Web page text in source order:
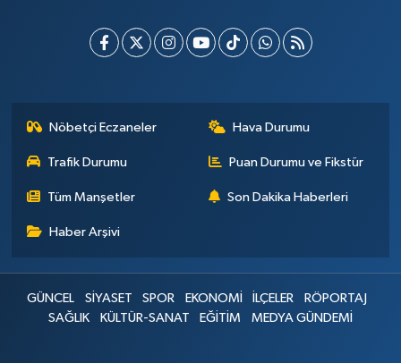
Nöbetçi Eczaneler Hava Durumu
Trafik Durumu Puan Durumu ve Fikstür
Tüm Manşetler Son Dakika Haberleri
Haber Arşivi
GÜNCEL SİYASET SPOR EKONOMİ İLÇELER
RÖPORTAJ
SAĞLIK
KÜLTÜR-SANAT EĞİTİM MEDYA GÜNDEMİ